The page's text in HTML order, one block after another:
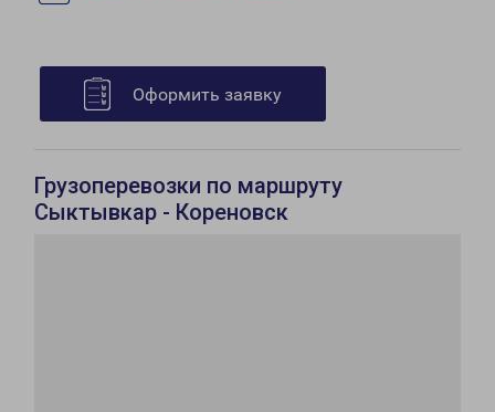
Оформить заявку
Грузоперевозки по маршруту
Сыктывкар - Кореновск